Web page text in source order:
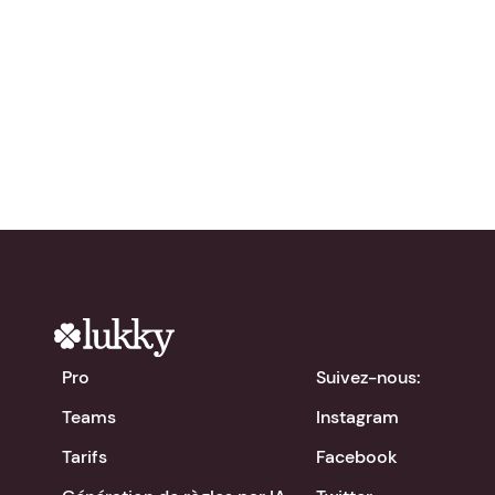
Pro
Teams
Tarifs
Suivez-nous:
Instagram
Facebook